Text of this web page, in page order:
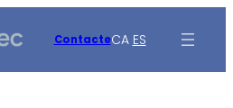
ContacteCA ES